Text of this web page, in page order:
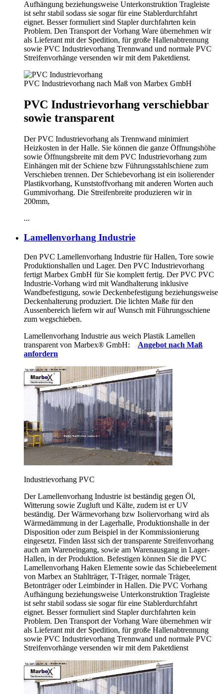
Aufhängung beziehungsweise Unterkonstruktion Tragleiste
ist sehr stabil sodass sie sogar für eine Stablerdurchfahrt
eignet. Besser formuliert sind Stapler durchfahrten kein
Problem. Den Transport der Vorhang Ware übernehmen wir
als Lieferant mit der Spedition, für große Hallenabtrennung
sowie PVC Industrievorhang Trennwand und normale PVC
Streifenvorhänge versenden wir mit dem Paketdienst.
PVC Industrievorhang nach Maß von Marbex GmbH
PVC Industrievorhang verschiebbar
sowie transparent
Der PVC Industrievorhang als Trennwand minimiert
Heizkosten in der Halle. Sie können die ganze Öffnungshöhe
sowie Öffnungsbreite mit dem PVC Industrievorhang zum
Einhängen mit der Schiene bzw Führungsstahlschiene zum
Verschieben trennen. Der Schiebevorhang ist ein isolierender
Plastikvorhang, Kunststoffvorhang mit anderen Worten auch
Gummivorhang. Die Streifenbreite produzieren wir in
200mm,
...
Lamellenvorhang Industrie
Den PVC Lamellenvorhang Industrie für Hallen, Tore sowie
Produktionshallen und Lager. Den PVC Industrievorhang
fertigt Marbex GmbH für Sie komplett fertig. Der PVC PVC
Industrie-Vorhang wird mit Wandhalterung inklusive
Wandbefestigung, sowie Deckenbefestigung beziehungsweise
Deckenhalterung produziert. Die lichten Maße für den
Aussenbereich liefern wir auf Wunsch mit Führungsschiene
zum wegschieben.
Lamellenvorhang Industrie aus weich Plastik Lamellen
transparent von Marbex® GmbH:
Angebot nach Maß
anfordern
Industrievorhang PVC
Der Lamellenvorhang Industrie ist beständig gegen Öl,
Witterung sowie Zugluft und Kälte, zudem ist er UV
beständig. Der Wärmevorhang bzw Isoliervorhang wird als
Wärmedämmung in der Lagerhalle, Produktionshalle in der
Disposition oder zum Beispiel in der Kommissionierung
eingesetzt. Finden lässt sich der transparente Streifenvorhang
auch am Wareneingang, sowie am Warenausgang in Lager-
Hallen, in der Produktion. Befestigen können Sie die PVC
Lamellenvorhang Haken Elemente sowie das Schiebeelement
von Marbex an Stahlträger, T-Träger, normale Träger,
Betonträger oder Leimbinder in Hallen. Die PVC Vorhang
Aufhängung beziehungsweise Unterkonstruktion Tragleiste
ist sehr stabil sodass sie sogar für eine Stablerdurchfahrt
eignet. Besser formuliert sind Stapler durchfahrten kein
Problem. Den Transport der Vorhang Ware übernehmen wir
als Lieferant mit der Spedition, für große Hallenabtrennung
sowie PVC Industrievorhang Trennwand und normale PVC
Streifenvorhänge versenden wir mit dem Paketdienst